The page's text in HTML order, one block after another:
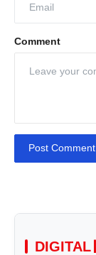
Comment
Post Comment
DIGITAL